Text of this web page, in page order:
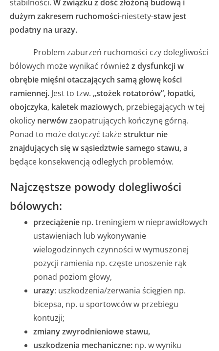
stabilności. W związku z dość złożoną budową i
dużym zakresem ruchomości-niestety-staw jest
podatny na urazy.
Problem zaburzeń ruchomości czy dolegliwości
bólowych może wynikać również z dysfunkcji w
obrębie mięśni otaczających samą głowę kości
ramiennej. Jest to tzw. „stożek rotatorów”,łopatki,
obojczyka, kaletek maziowych, przebiegających w tej
okolicy nerwówzaopatrujących kończynę górną.
Ponad to może dotyczyć takżestruktur nie
znajdujących się w sąsiedztwie samego stawu,a
będące konsekwencją odległych problemów.
Najczęstsze powody dolegliwości
bólowych:
przeciążenie np. treningiem w nieprawidłowych
ustawieniach lub wykonywanie
wielogodzinnych czynności w wymuszonej
pozycji ramienia np. częste unoszenie rąk
ponad poziom głowy,
urazy: uszkodzenia/zerwania ścięgien np.
bicepsa, np. u sportowców w przebiegu
kontuzji;
zmiany zwyrodnieniowe stawu,
uszkodzenia mechaniczne: np. w wyniku